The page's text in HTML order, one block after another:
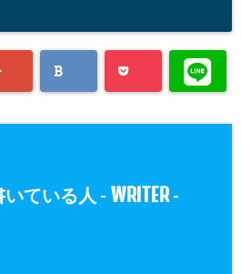
ている人 - WRITER-